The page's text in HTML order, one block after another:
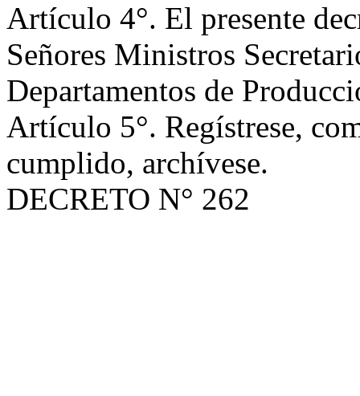
Artículo 4°. El presente
Señores Ministros
Departamentos de
Artículo 5°. Regístrese,
cumplido, archívese.
DECRETO N° 262